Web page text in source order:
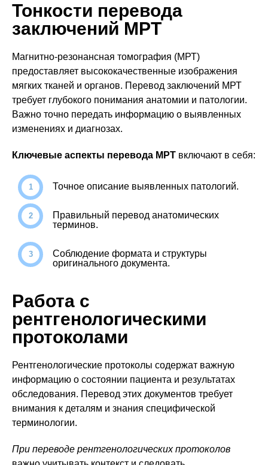
Тонкости перевода
заключений МРТ
Магнитно-резонансная томография (МРТ)
предоставляет высококачественные изображения
мягких тканей и органов. Перевод заключений МРТ
требует глубокого понимания анатомии и патологии.
Важно точно передать информацию о выявленных
изменениях и диагнозах.
Ключевые аспекты перевода МРТ включают в себя:
Точное описание выявленных патологий.
Правильный перевод анатомических
терминов.
Соблюдение формата и структуры
оригинального документа.
Работа с
рентгенологическими
протоколами
Рентгенологические протоколы содержат важную
информацию о состоянии пациента и результатах
обследования. Перевод этих документов требует
внимания к деталям и знания специфической
терминологии.
При переводе рентгенологических протоколов